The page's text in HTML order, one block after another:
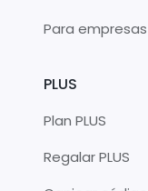
Para empresas
PLUS
Plan PLUS
Regalar PLUS